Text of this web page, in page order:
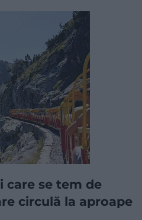
care se tem de
circulă la aproape